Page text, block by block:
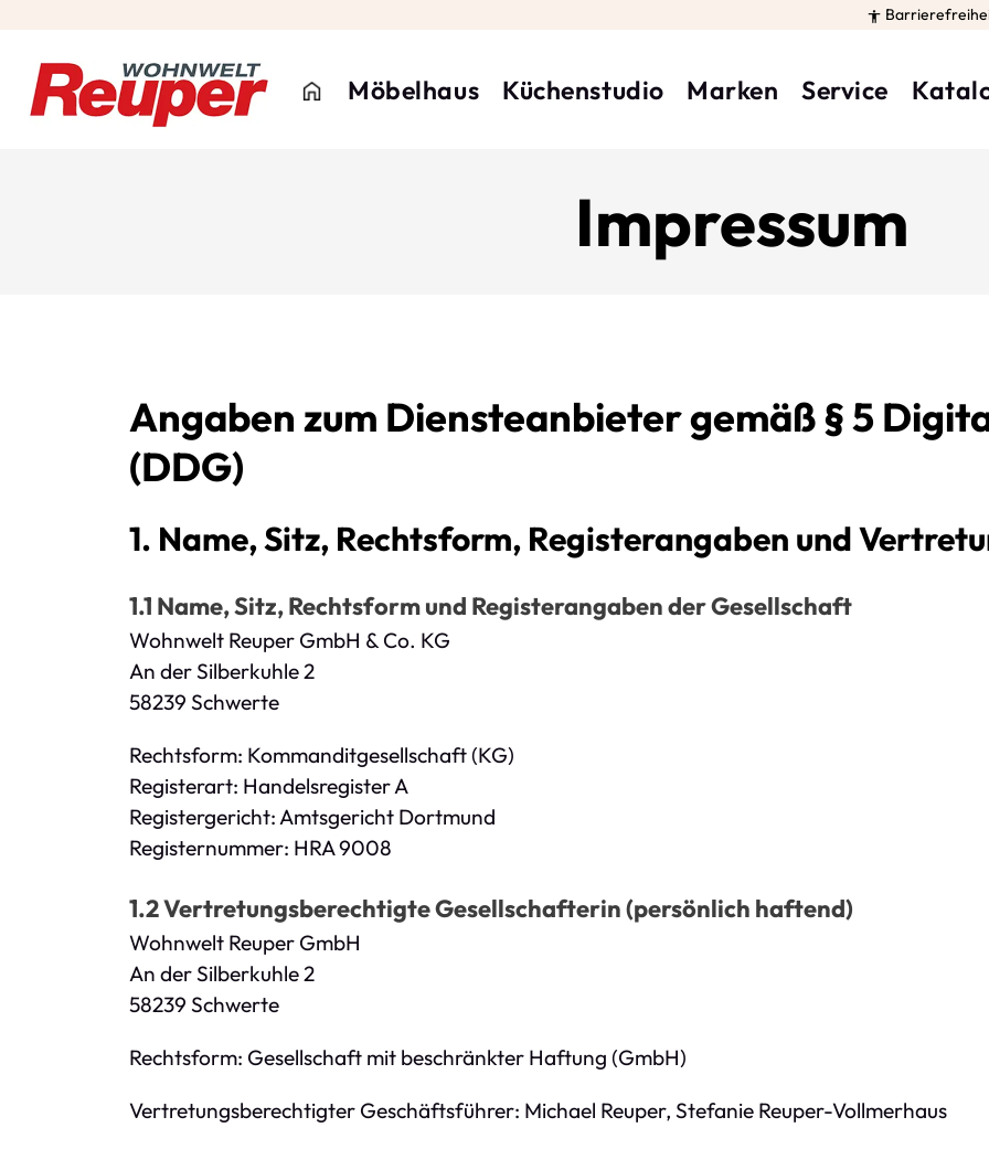

Möbelhaus Küchenstudio Marken Service
Impressum
Angaben zum Diensteanbieter gemäß § 5
(DDG)
1. Name, Sitz, Rechtsform, Registerangaben und
1.1 Name, Sitz, Rechtsform und Registerangaben der Gesellschaft
Wohnwelt Reuper GmbH & Co. KG
An der Silberkuhle 2
58239 Schwerte
Rechtsform: Kommanditgesellschaft (KG)
Registerart: Handelsregister A
Registergericht: Amtsgericht Dortmund
Registernummer: HRA 9008
1.2 Vertretungsberechtigte Gesellschafterin (persönlich haftend)
Wohnwelt Reuper GmbH
An der Silberkuhle 2
58239 Schwerte
Rechtsform: Gesellschaft mit beschränkter Haftung (GmbH)
Vertretungsberechtigter Geschäftsführer: Michael Reuper, Stefanie Reuper-Vollmerhaus